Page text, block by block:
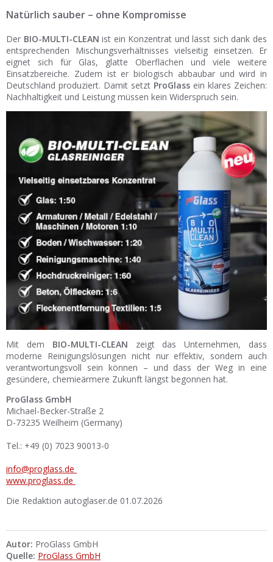
Natürlich sauber – ohne Kompromisse
Der BIO-MULTI-CLEANist ein Konzentrat und lässt sich dank des
entsprechenden Mischungsverhältnisses vielseitig einsetzen. Er
eignet sich für Glas, glatte Oberflächen und viele weitere
Einsatzbereiche. Zudem ist er biologisch abbaubar und wird in
Deutschland produziert. Damit setzt ProGlass ein klares Zeichen:
Nachhaltigkeit und Leistung müssen kein Widerspruch sein.
Mit dem BIO-MULTI-CLEAN zeigt das Unternehmen, dass
moderne Reinigungslösungen nicht nur effektiv, sondern auch
verantwortungsvoll sein können – und dass der Weg in eine
gesündere, chemieärmere Zukunft längst begonnen hat.
ProGlass GmbH
Michael-Becker-Straße 2
D-73235 Weilheim (Germany)
Tel.: +49 (0) 7023 90013-0
info@proglass.de
www.proglass.de
Die Redaktion autoglaser.de 01.07.2026
Autor: ProGlass GmbH
Quelle: ProGlass GmbH